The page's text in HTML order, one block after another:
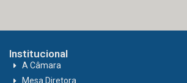
Institucional
A Câmara
Mesa Diretora